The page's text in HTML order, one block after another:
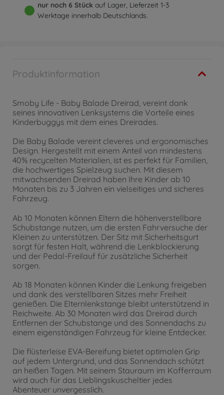
nur noch 6 Stück auf Lager, Lieferzeit 1-3
Werktage innerhalb Deutschlands.
Produktinformation
Smoby Life - Baby Balade Dreirad, vereint dank
seines innovativen Lenksystems die Vorteile eines
Kinderbuggys mit dem eines Dreirades.
Die Baby Balade vereint cleveres und ergonomisches
Design. Hergestellt mit einem Anteil von mindestens
40% recycelten Materialien, ist es perfekt für Familien,
die hochwertiges Spielzeug suchen. Mit diesem
mitwachsenden Dreirad haben Ihre Kinder ab 10
Monaten bis zu 3 Jahren ein vielseitiges und sicheres
Fahrzeug.
Ab 10 Monaten können Eltern die höhenverstellbare
Schubstange nutzen, um die ersten Fahrversuche der
Kleinen zu unterstützen. Der Sitz mit Sicherheitsgurt
sorgt für festen Halt, während die Lenkblockierung
und der Pedal-Freilauf für zusätzliche Sicherheit
sorgen.
Ab 18 Monaten können Kinder die Lenkung freigeben
und dank des verstellbaren Sitzes mehr Freiheit
genießen. Die Elternlenkstange bleibt unterstützend in
Reichweite. Ab 30 Monaten wird das Dreirad durch
Entfernen der Schubstange und des Sonnendachs zu
einem eigenständigen Fahrzeug für kleine Entdecker.
Die flüsterleise EVA-Bereifung bietet optimalen Grip
auf jedem Untergrund, und das Sonnendach schützt
an heißen Tagen. Mit seinem Stauraum im Kofferraum
wird auch für das Lieblingskuscheltier jedes
Abenteuer unvergesslich.